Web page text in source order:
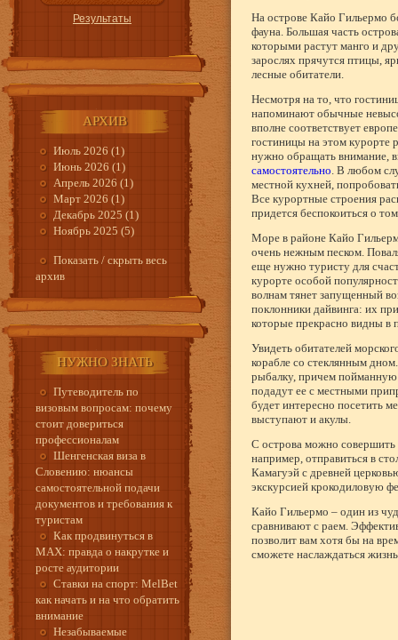
АРХИВ
Июль 2026 (1)
Июнь 2026 (1)
Апрель 2026 (1)
Март 2026 (1)
Декабрь 2025 (1)
Ноябрь 2025 (5)
Показать / скрыть весь
архив
НУЖНО ЗНАТЬ
Путеводитель по
визовым вопросам: почему
стоит довериться
профессионалам
Шенгенская виза в
Словению: нюансы
самостоятельной подачи
документов и требования к
туристам
Как продвинуться в
MAX: правда о накрутке и
росте аудитории
Ставки на спорт: MelBet
как начать и на что обратить
внимание
Незабываемые
На острове Кайо Гильермо
фауна. Большая часть
которыми растут манго и
зарослях прячутся птицы,
лесные обитатели.
Несмотря на то, что
напоминают обычные
вполне соответствует
гостиницы на этом курорте
нужно обращать внимание,
самостоятельно. В любом
местной кухней,
Все курортные строения
придется беспокоиться о
Море в районе Кайо
очень нежным песком.
еще нужно туристу для
курорте особой
волнам тянет запущенный
поклонники дайвинга: их
которые прекрасно видны в
Увидеть обитателей
корабле со стеклянным
рыбалку, причем пойманную
подадут ее с местными
будет интересно посетить
выступают и акулы.
С острова можно совершить
например, отправиться в
Камагуэй с древней
экскурсией крокодиловую
Кайо Гильермо – один из
сравнивают с раем.
позволит вам хотя бы на
сможете наслаждаться